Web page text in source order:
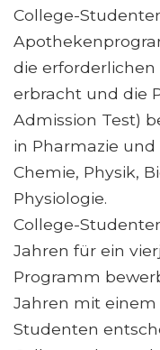
College-
die
erbracht und die
Admission Test)
in Pharmazie
Chemie, Physik,
Physiologie.
College-
Jahren für ein
Programm
Jahren mit einem
Studenten